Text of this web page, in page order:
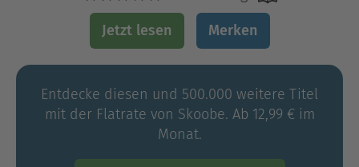
Jetzt lesen Merken
Entdecke diesen und 500.000 weitere Titel
mit der Flatrate von Skoobe. Ab 12,99 € im
Monat.